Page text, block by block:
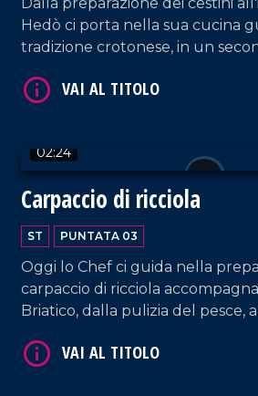
Hedò ci porta nella sua cucina
tradizione crotonese, in un
02:24
Carpaccio di ricciola
ST PUNTATA 03
Oggi lo Chef ci guida nella
carpaccio di ricciola
Briatico, dalla pulizia del pesce,